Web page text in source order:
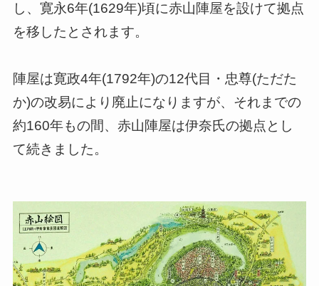
し、寛永6年(1629年)頃に赤山陣屋を設けて拠点
を移したとされます。
陣屋は寛政4年(1792年)の12代目・忠尊(ただた
か)の改易により廃止になりますが、それまでの
約160年もの間、赤山陣屋は伊奈氏の拠点とし
て続きました。